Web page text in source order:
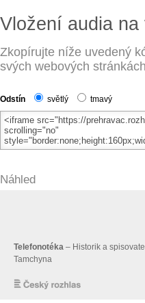
Vložení audia na
Zkopírujte níže uvedený
svých webových
Odstín světlý tmavý
Náhled